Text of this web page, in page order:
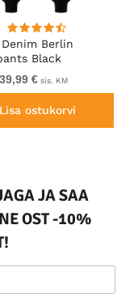
Berlin
Black
€ sis. KM
Lisa ostukorvi
JA SAA
OST -10%